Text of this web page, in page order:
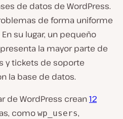
de datos de WordPress.
de forma uniforme
su lugar, un pequeño
la mayor parte de
y tickets de soporte
la base de datos.
de WordPress crean12
como wp_users,